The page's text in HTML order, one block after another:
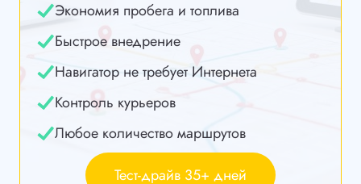
Экономия пробега и топлива
Быстрое внедрение
Навигатор не требует Интернета
Контроль курьеров
Любое количество маршрутов
Тест-драйв 35+ дней